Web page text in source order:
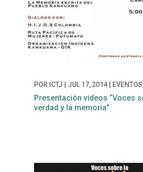
POR ICTJ JUL 17, 2014|
Presentación videos “Voces
verdad y la memoria”